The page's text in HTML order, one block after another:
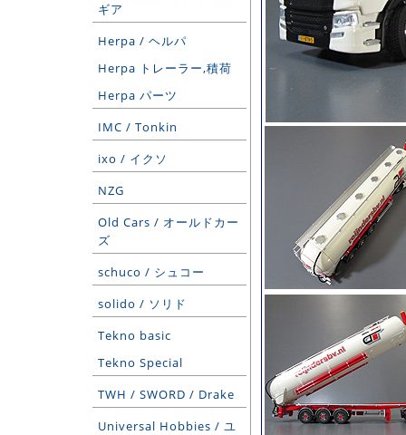
ギア
Herpa / ヘルパ
Herpa トレーラー,積荷
Herpa パーツ
IMC / Tonkin
ixo / イクソ
NZG
Old Cars / オールドカー
ズ
schuco / シュコー
solido / ソリド
Tekno basic
Tekno Special
TWH / SWORD / Drake
Universal Hobbies / ユ